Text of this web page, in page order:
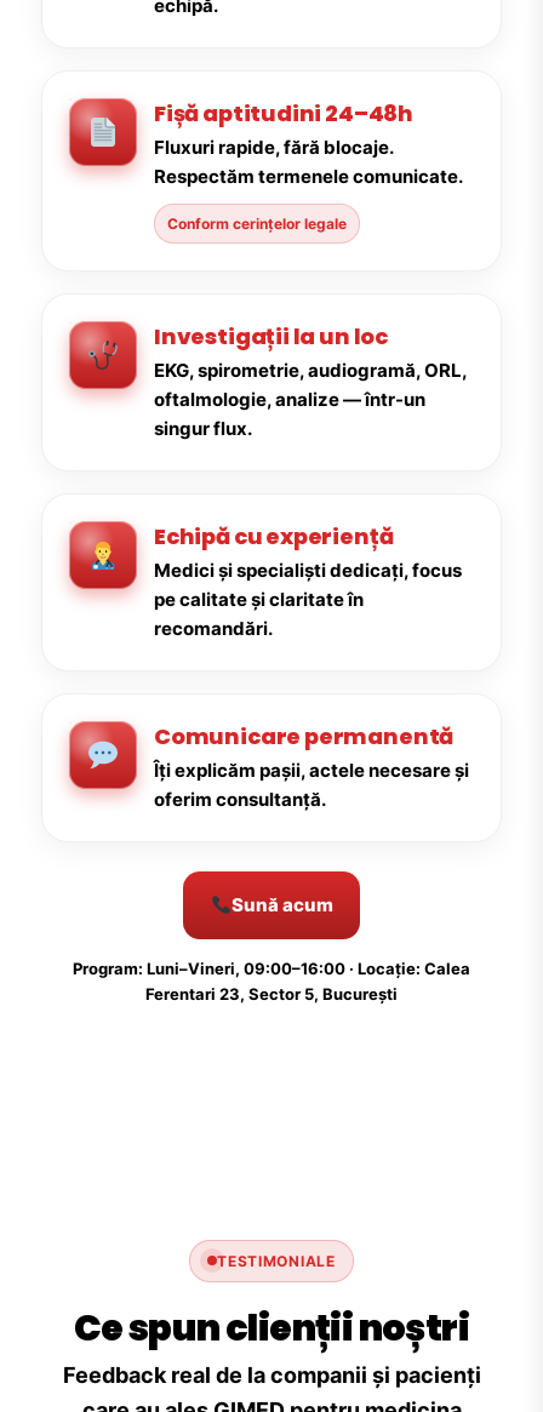
echipă.
Fișă aptitudini 24–48h
Fluxuri rapide, fără blocaje.
Respectăm termenele comunicate.
Conform cerințelor legale
Investigații la un loc
EKG, spirometrie, audiogramă, ORL,
oftalmologie, analize — într-un
singur flux.
Echipă cu experiență
Medici și specialiști dedicați, focus
pe calitate și claritate în
recomandări.
Comunicare permanentă
Îți explicăm pașii, actele necesare și
oferim consultanță.
Sună acum
Program: Luni–Vineri, 09:00–16:00 · Locație: Calea
Ferentari 23, Sector 5, București
TESTIMONIALE
Ce spun clienții noștri
Feedback real de la companii și pacienți